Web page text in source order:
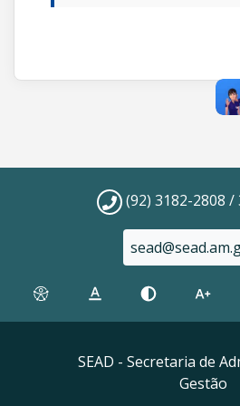
(92) 3182-2808 /
SEAD - Secretaria de
Gestão